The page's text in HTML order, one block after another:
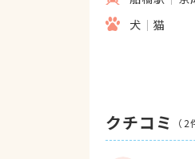
犬
猫
クチコミ （ 2